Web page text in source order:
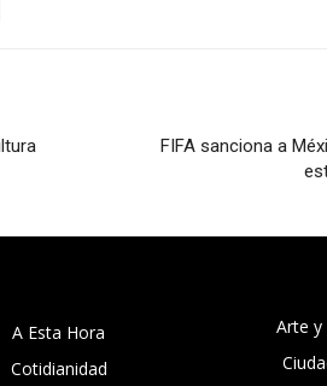
FIFA sanciona a
A Esta Hora
Cotidianidad
Arte y